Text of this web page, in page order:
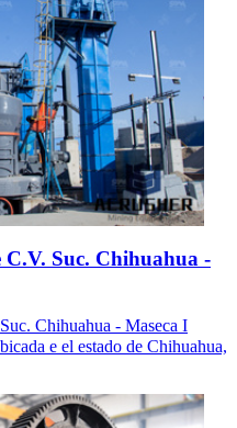
C.V. Suc. Chihuahua -
Chihuahua - Maseca I
e el estado de Chihuahua,